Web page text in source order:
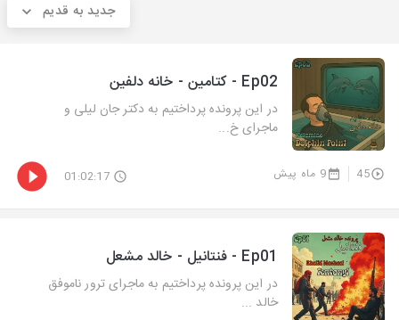
جدید به قدیم
Ep02 - کتامین - خانه دلفین
در این پرونده پرداختیم به دکتر جان لیلی و
ماجرای خ...
45 9 ماه پیش 01:02:17
Ep01 - فنتانیل - خالد مشعل
در این پرونده پرداختیم به ماجرای ترور ناموفق
خالد ...